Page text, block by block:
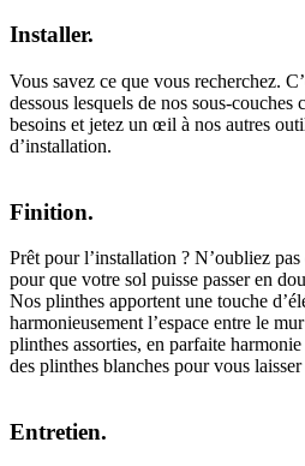
Installer.
Vous savez ce que vous recherchez.
dessous lesquels de nos sous-
besoins et jetez un œil à nos autres
d’installation.
Finition.
Prêt pour l’installation ? N’oubliez
pour que votre sol puisse passer en
Nos plinthes apportent une touche
harmonieusement l’espace entre le
plinthes assorties, en parfaite
des plinthes blanches pour vous
Entretien.